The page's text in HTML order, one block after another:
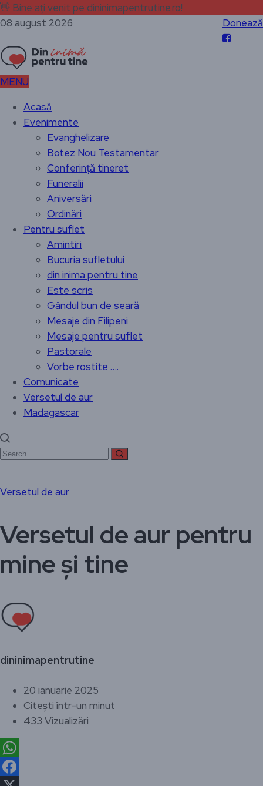
👋 Bine ați venit pe dininimapentrutine.ro!
08 august 2026
Donează
MENU
Acasă
Evenimente
Evanghelizare
Botez Nou Testamentar
Conferință tineret
Funeralii
Aniversări
Ordinări
Pentru suflet
Amintiri
Bucuria sufletului
din inima pentru tine
Este scris
Gândul bun de seară
Mesaje din Filipeni
Mesaje pentru suflet
Pastorale
Vorbe rostite ….
Comunicate
Versetul de aur
Madagascar
Versetul de aur
Versetul de aur pentru
mine și tine
dininimapentrutine
20 ianuarie 2025
Citești într-un minut
433 Vizualizări
WhatsApp